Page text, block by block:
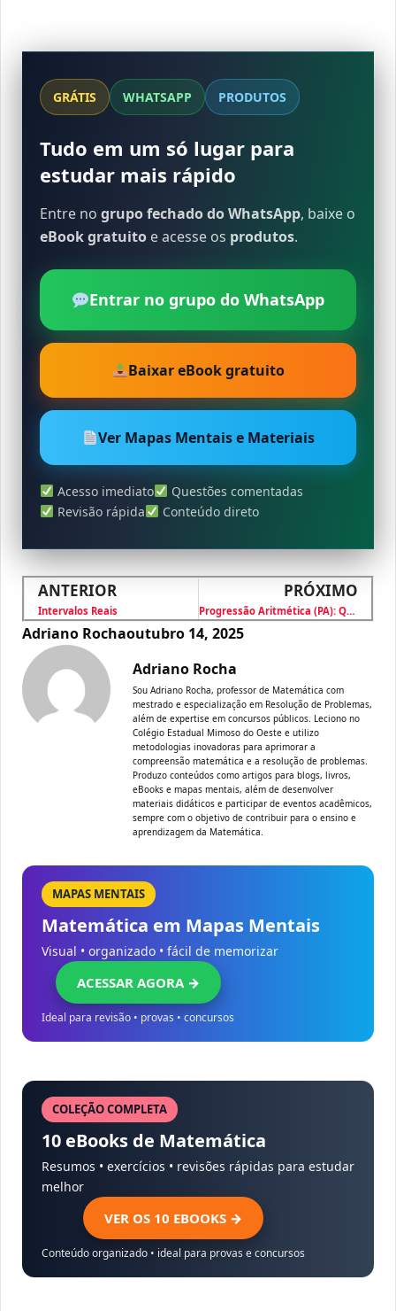
GRÁTIS WHATSAPP PRODUTOS
Tudo em um só lugar para
estudar mais rápido
Entre no grupo fechado do WhatsApp, baixe o
eBook gratuito e acesse os produtos.
Entrar no grupo do WhatsApp
Baixar eBook gratuito
Ver Mapas Mentais e Materiais
Acesso imediato
Questões comentadas
Revisão rápida
Conteúdo direto
ANTERIOR
Intervalos Reais
PRÓXIMO
Progressão Aritmética (PA): Questão com Solução Passo a Passo
Adriano Rochaoutubro 14, 2025
Adriano Rocha
Sou Adriano Rocha, professor de Matemática com
mestrado e especialização em Resolução de Problemas,
além de expertise em concursos públicos. Leciono no
Colégio Estadual Mimoso do Oeste e utilizo
metodologias inovadoras para aprimorar a
compreensão matemática e a resolução de problemas.
Produzo conteúdos como artigos para blogs, livros,
eBooks e mapas mentais, além de desenvolver
materiais didáticos e participar de eventos acadêmicos,
sempre com o objetivo de contribuir para o ensino e
aprendizagem da Matemática.
MAPAS MENTAIS
Matemática em Mapas Mentais
Visual • organizado • fácil de memorizar
ACESSAR AGORA →
Ideal para revisão • provas • concursos
COLEÇÃO COMPLETA
10 eBooks de Matemática
Resumos • exercícios • revisões rápidas para estudar
melhor
VER OS 10 EBOOKS →
Conteúdo organizado • ideal para provas e concursos